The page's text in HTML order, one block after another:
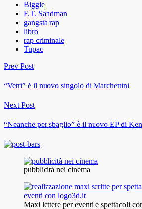
Biggie
F.T. Sandman
gangsta rap
libro
rap criminale
Tupac
Prev Post
“Vetri” è il nuovo singolo di Marchettini
Next Post
“Neanche per sbaglio” è il nuovo EP di
pubblicità nei cinema
Maxi lettere per eventi e spettacoli